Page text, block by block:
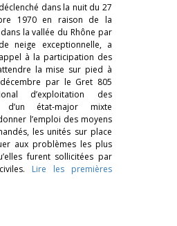
dans la nuit du 27
1970 en raison de la
la vallée du Rhône par
neige exceptionnelle, a
à la participation des
la mise sur pied à
par le Gret 805
d’exploitation des
d’un état-major mixte
l’emploi des moyens
les unités sur place
aux problèmes les plus
furent sollicitées par
Lire les premières